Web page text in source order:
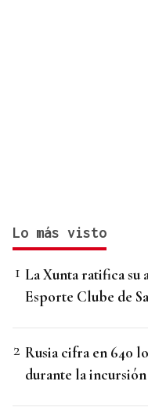
Lo más visto
La Xunta ratifica su
Esporte Clube de
Rusia cifra en 640
durante la